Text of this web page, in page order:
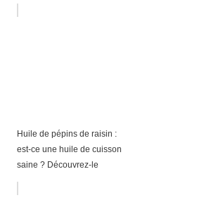
Huile de pépins de raisin :
est-ce une huile de cuisson
saine ? Découvrez-le